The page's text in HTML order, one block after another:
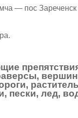
— пос
пески, лед,